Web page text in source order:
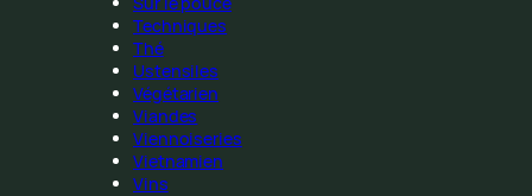
Techniques
Thé
Ustensiles
Végétarien
Viandes
Viennoiseries
Vietnamien
Vins